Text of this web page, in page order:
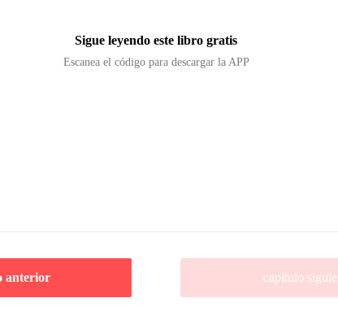
Sigue leyendo este libro gratis
Escanea el código para descargar la APP
anterior capítulo